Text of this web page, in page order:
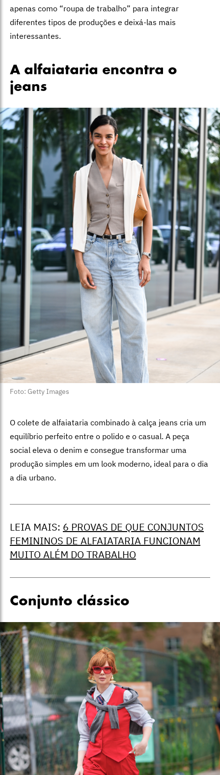
apenas como “roupa de trabalho” para integrar
diferentes tipos de produções e deixá-las mais
interessantes.
A alfaiataria encontra o
jeans
Foto: Getty Images
O colete de alfaiataria combinado à calça jeans cria um
equilíbrio perfeito entre o polido e o casual. A peça
social eleva o denim e consegue transformar uma
produção simples em um look moderno, ideal para o dia
a dia urbano.
LEIA MAIS: ⁠ 6 PROVAS DE QUE CONJUNTOS
FEMININOS DE ALFAIATARIA FUNCIONAM
MUITO ALÉM DO TRABALHO
Conjunto clássico